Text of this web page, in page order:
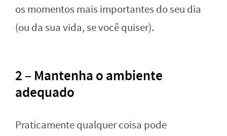
os momentos mais importantes do seu dia
(ou da sua vida, se você quiser).
2 – Mantenha o ambiente
adequado
Praticamente qualquer coisa pode